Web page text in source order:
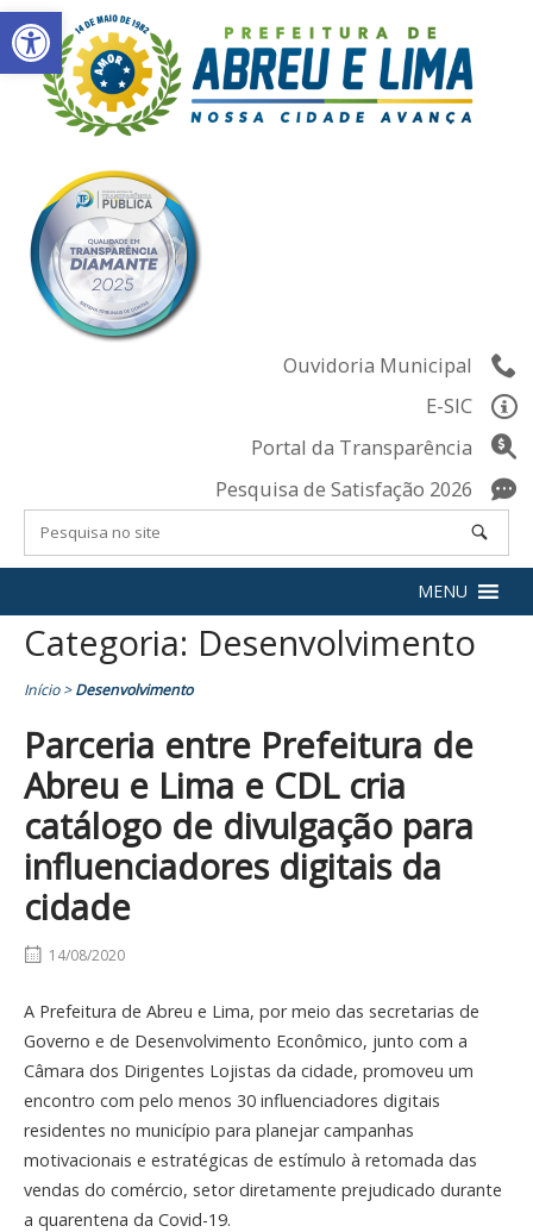
Abrir a barra de ferramentas
Skip
to
content
Ouvidoria Municipal
E-SIC
Portal da Transparência
Pesquisa de Satisfação 2026
MENU
Categoria: Desenvolvimento
Início>Desenvolvimento
Parceria entre Prefeitura de
Abreu e Lima e CDL cria
catálogo de divulgação para
influenciadores digitais da
cidade
14/08/2020
A Prefeitura de Abreu e Lima, por meio das secretarias de
Governo e de Desenvolvimento Econômico, junto com a
Câmara dos Dirigentes Lojistas da cidade, promoveu um
encontro com pelo menos 30 influenciadores digitais
residentes no município para planejar campanhas
motivacionais e estratégicas de estímulo à retomada das
vendas do comércio, setor diretamente prejudicado durante
a quarentena da Covid-19.